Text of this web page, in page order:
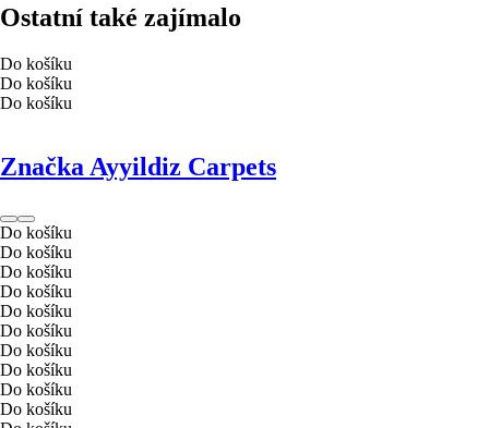
Ostatní také zajímalo
Do košíku
Do košíku
Do košíku
Značka Ayyildiz Carpets
Do košíku
Do košíku
Do košíku
Do košíku
Do košíku
Do košíku
Do košíku
Do košíku
Do košíku
Do košíku